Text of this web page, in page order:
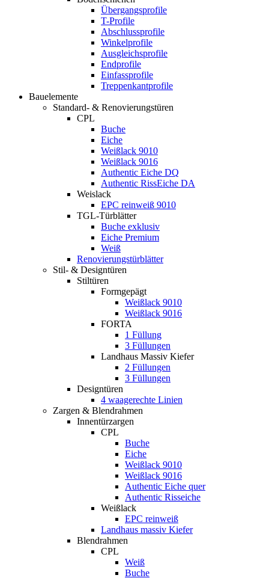
Übergangsprofile
T-Profile
Abschlussprofile
Winkelprofile
Ausgleichsprofile
Endprofile
Einfassprofile
Treppenkantprofile
Bauelemente
Standard- & Renovierungstüren
CPL
Buche
Eiche
Weißlack 9010
Weißlack 9016
Authentic Eiche DQ
Authentic RissEiche DA
Weislack
EPC reinweiß 9010
TGL-Türblätter
Buche exklusiv
Eiche Premium
Weiß
Renovierungstürblätter
Stil- & Designtüren
Stiltüren
Formgepägt
Weißlack 9010
Weißlack 9016
FORTA
1 Füllung
3 Füllungen
Landhaus Massiv Kiefer
2 Füllungen
3 Füllungen
Designtüren
4 waagerechte Linien
Zargen & Blendrahmen
Innentürzargen
CPL
Buche
Eiche
Weißlack 9010
Weißlack 9016
Authentic Eiche quer
Authentic Risseiche
Weißlack
EPC reinweiß
Landhaus massiv Kiefer
Blendrahmen
CPL
Weiß
Buche